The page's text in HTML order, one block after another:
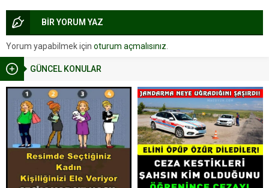
GÜNCEL KONULAR
BİR YORUM YAZ
Yorum yapabilmek için oturum açmalısınız